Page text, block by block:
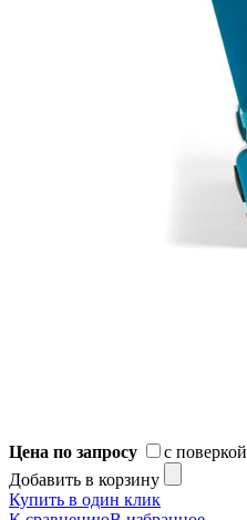
Цена по запросу с поверкой
Добавить в корзину
Купить в один клик